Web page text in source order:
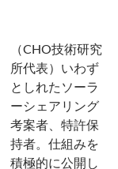
（CHO技術研究
所代表）いわず
としれたソーラ
ーシェアリング
考案者、特許保
持者。仕組みを
積極的に公開し